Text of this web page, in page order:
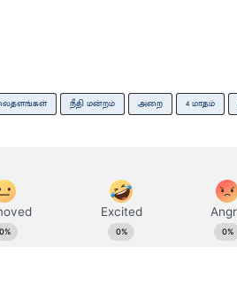
நீதி மன்றம் அறை 4 மாதம்